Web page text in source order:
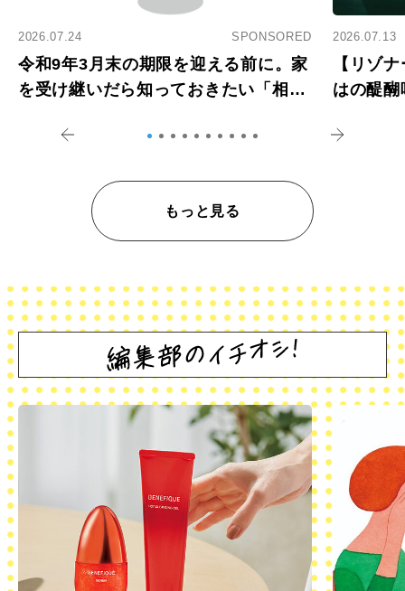
2026.07.24 SPONSORED
令和9年3月末の期限を迎える前に。家
を受け継いだら知っておきたい「相続
2026.07.13
【リゾ
はの醍
もっと見る